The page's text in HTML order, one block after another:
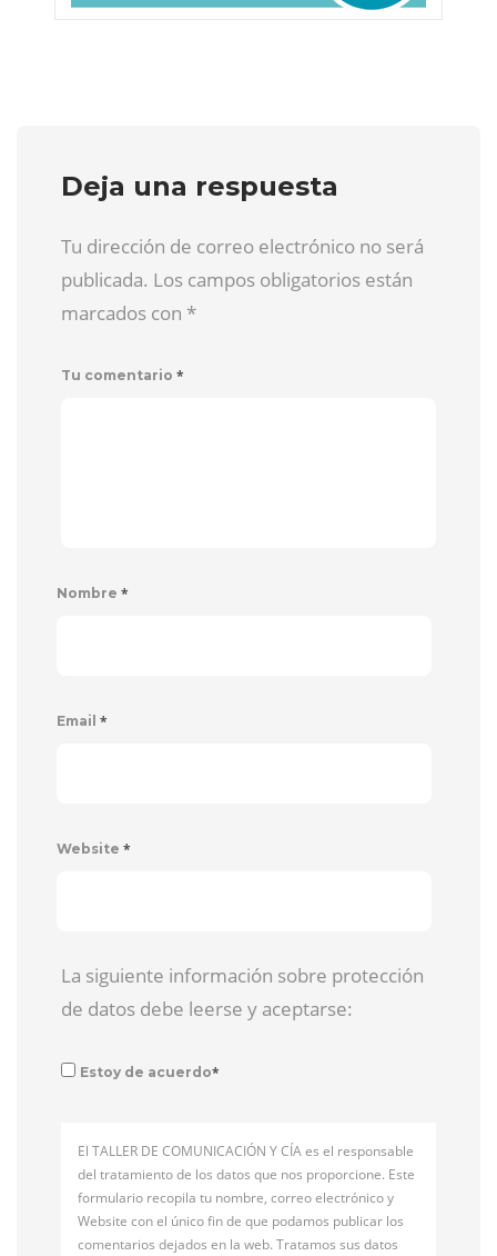
Deja una respuesta
Tu dirección de correo electrónico no será
publicada. Los campos obligatorios están
marcados con *
Tu comentario *
Nombre *
Email *
Website *
La siguiente información sobre protección
de datos debe leerse y aceptarse:
Estoy de acuerdo*
El TALLER DE COMUNICACIÓN Y CÍA es el responsable
del tratamiento de los datos que nos proporcione. Este
formulario recopila tu nombre, correo electrónico y
Website con el único fin de que podamos publicar los
comentarios dejados en la web. Tratamos sus datos